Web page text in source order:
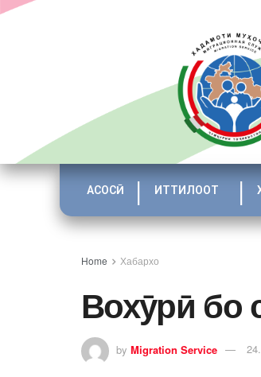
АСОСӢ ИТТИЛООТ
Home Хабархо
Вохӯрӣ бо
by Migration Service